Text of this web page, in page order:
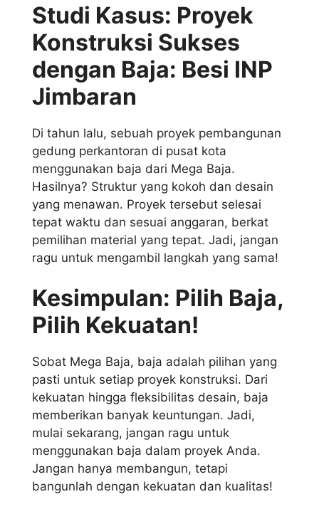
Studi Kasus: Proyek
Konstruksi Sukses
dengan Baja: Besi INP
Jimbaran
Di tahun lalu, sebuah proyek pembangunan
gedung perkantoran di pusat kota
menggunakan baja dari Mega Baja.
Hasilnya? Struktur yang kokoh dan desain
yang menawan. Proyek tersebut selesai
tepat waktu dan sesuai anggaran, berkat
pemilihan material yang tepat. Jadi, jangan
ragu untuk mengambil langkah yang sama!
Kesimpulan: Pilih Baja,
Pilih Kekuatan!
Sobat Mega Baja, baja adalah pilihan yang
pasti untuk setiap proyek konstruksi. Dari
kekuatan hingga fleksibilitas desain, baja
memberikan banyak keuntungan. Jadi,
mulai sekarang, jangan ragu untuk
menggunakan baja dalam proyek Anda.
Jangan hanya membangun, tetapi
bangunlah dengan kekuatan dan kualitas!